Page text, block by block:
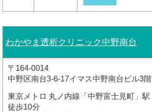
わかやま透析クリニック中野南台
〒164-0014
中野区南台3-6-17イマス中野南台ビル3階
東京メトロ 丸ノ内線「中野富士見町」駅
徒歩10分